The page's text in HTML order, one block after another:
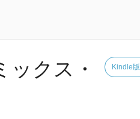
ックス・
Kindle版